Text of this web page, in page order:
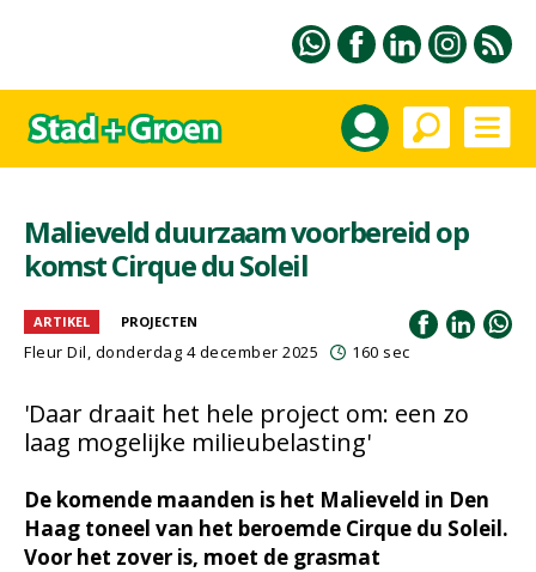
Malieveld duurzaam voorbereid op
komst Cirque du Soleil
ARTIKEL PROJECTEN
Fleur Dil, donderdag 4 december 2025 160 sec
'Daar draait het hele project om: een zo
laag mogelijke milieubelasting'
De komende maanden is het Malieveld in Den
Haag toneel van het beroemde Cirque du Soleil.
Voor het zover is, moet de grasmat